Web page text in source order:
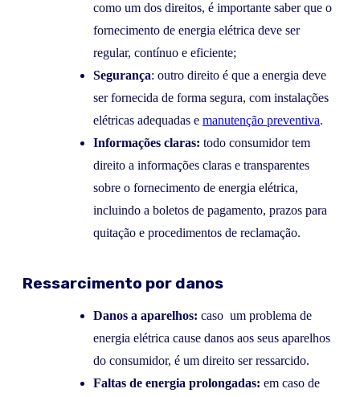
como um dos direitos, é importante saber que o
fornecimento de energia elétrica deve ser
regular, contínuo e eficiente;
Segurança: outro direito é que a energia deve
ser fornecida de forma segura, com instalações
elétricas adequadas e manutenção preventiva.
Informações claras: todo consumidor tem
direito a informações claras e transparentes
sobre o fornecimento de energia elétrica,
incluindo a boletos de pagamento, prazos para
quitação e procedimentos de reclamação.
Ressarcimento por danos
Danos a aparelhos: caso um problema de
energia elétrica cause danos aos seus aparelhos
do consumidor, é um direito ser ressarcido.
Faltas de energia prolongadas: em caso de